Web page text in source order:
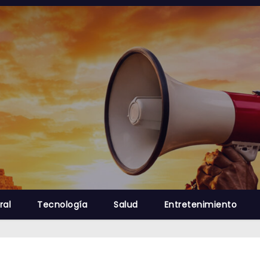
Tecnología Salud Entretenimiento